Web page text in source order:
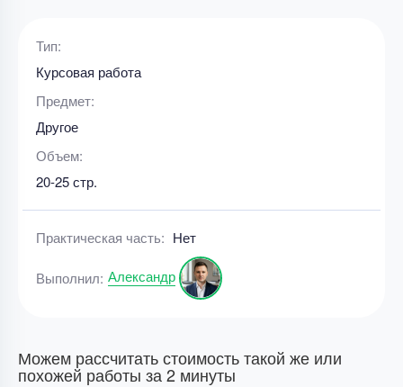
Тип:
Курсовая работа
Предмет:
Другое
Объем:
20-25 стр.
Практическая часть: Нет
Выполнил: Александр
Можем рассчитать стоимость такой же или
похожей работы за 2 минуты